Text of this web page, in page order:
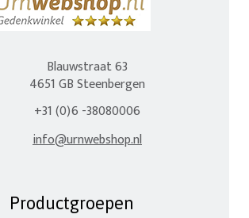
Blauwstraat 63
4651 GB Steenbergen
+31 (0)6 -38080006
info@urnwebshop.nl
Productgroepen